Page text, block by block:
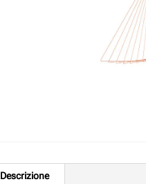
Descrizione